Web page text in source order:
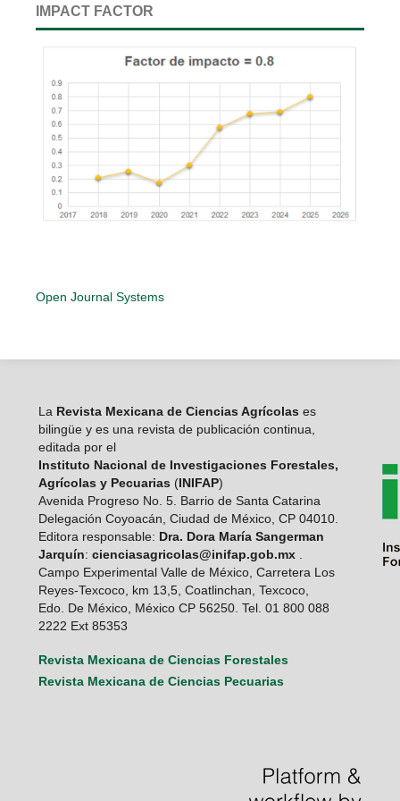
IMPACT FACTOR
Open Journal Systems
LaRevista Mexicana de Ciencias Agrícolas es
bilingüe y es una revista de publicación continua,
editada por el
Instituto Nacional de Investigaciones Forestales,
Agrícolas y Pecuarias (INIFAP)
Avenida Progreso No. 5. Barrio de Santa Catarina
Delegación Coyoacán, Ciudad de México, CP 04010.
Editora responsable: Dra. Dora María Sangerman
Jarquín: cienciasagricolas@inifap.gob.mx.
Campo Experimental Valle de México, Carretera Los
Reyes-Texcoco, km 13,5, Coatlinchan, Texcoco,
Edo. De México, México CP 56250. Tel. 01 800 088
2222 Ext 85353
Revista Mexicana de Ciencias Forestales
Revista Mexicana de Ciencias Pecuarias